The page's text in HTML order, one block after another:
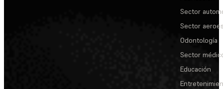
Sector
Sector
Odontología
Sector
Educación